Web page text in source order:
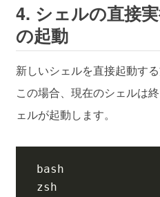
4. シェルの直接
の起動
新しいシェルを直接起動する
この場合、現在のシェルは
ェルが起動します。